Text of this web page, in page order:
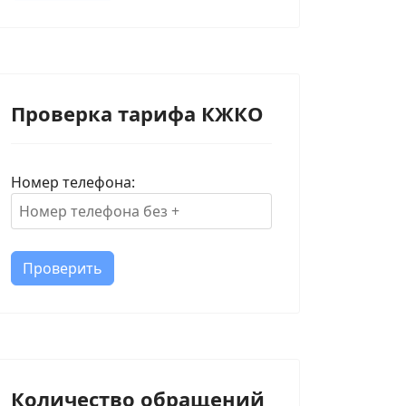
временно ограничат движение на некоторых участках
Проверка тарифа КЖКО
Номер телефона:
Проверить
Количество обращений